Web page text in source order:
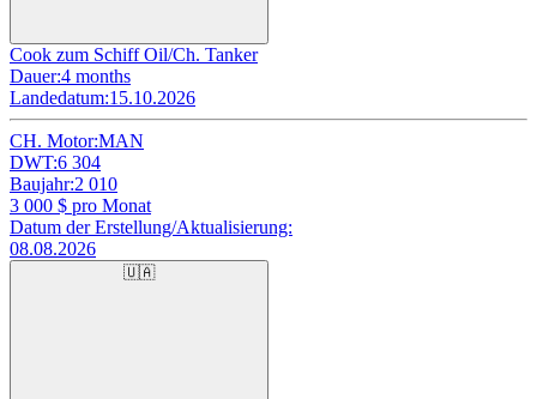
Cook zum Schiff Oil/Ch. Tanker
Dauer:4 months
Landedatum:15.10.2026
CH. Motor:MAN
DWT:6 304
Baujahr:2 010
3 000 $ pro Monat
Datum der Erstellung/Aktualisierung:
08.08.2026
🇺🇦